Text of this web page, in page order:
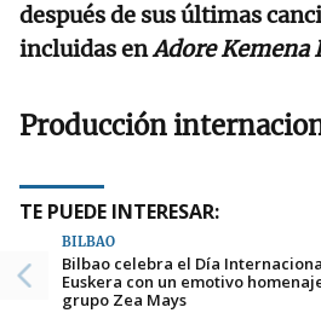
después de sus últimas
incluidas enAdore Kemena
Producción
TE PUEDE INTERESAR:
BILBAO
Bilbao celebra el Día
Euskera con un emotivo
grupo Zea Mays